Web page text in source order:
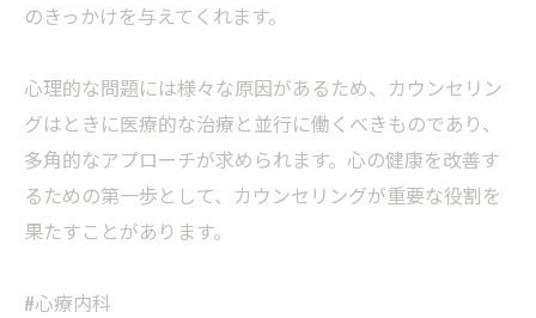
のきっかけを与えてくれます。
心理的な問題には様々な原因があるため、カウンセリン
グはときに医療的な治療と並行に働くべきものであり、
多角的なアプローチが求められます。心の健康を改善す
るための第一歩として、カウンセリングが重要な役割を
果たすことがあります。
#心療内科